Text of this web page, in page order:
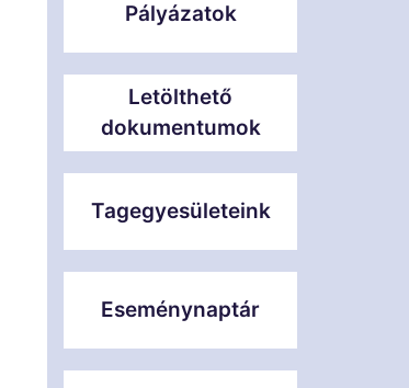
Pályázatok
Letölthető
dokumentumok
Tagegyesületeink
Eseménynaptár